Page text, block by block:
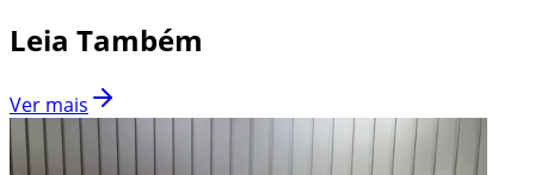
Leia Também
Ver mais